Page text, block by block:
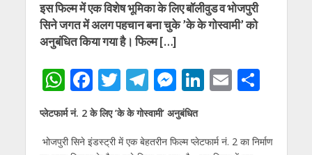
इस फिल्म में एक विशेष भूमिका के लिए बॉलीवुड व भोजपुरी
सिने जगत में अलग पहचान बना चुके ’के के गोस्वामी’ को
अनुबंधित किया गया है। फिल्म […]
W
h
at
s
F
ac
e
b
T
w
itt
er
T
el
e
gr
M
e
ss
e
Li
e
E
l
S
e
प्लेटफार्म नं. 2 के लिए ’के के गोस्वामी’ अनुबंधित
भोजपुरी सिने इंडस्ट्री में एक बेहतरीन फिल्म प्लेटफार्म नं. 2 का निर्माण